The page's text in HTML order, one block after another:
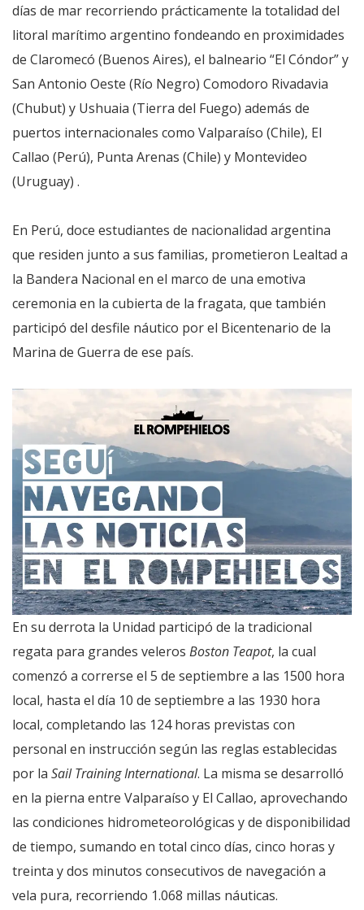
días de mar recorriendo prácticamente la totalidad del
litoral marítimo argentino fondeando en proximidades
de Claromecó (Buenos Aires), el balneario “El Cóndor” y
San Antonio Oeste (Río Negro) Comodoro Rivadavia
(Chubut) y Ushuaia (Tierra del Fuego) además de
puertos internacionales como Valparaíso (Chile), El
Callao (Perú), Punta Arenas (Chile) y Montevideo
(Uruguay) .
En Perú, doce estudiantes de nacionalidad argentina
que residen junto a sus familias, prometieron Lealtad a
la Bandera Nacional en el marco de una emotiva
ceremonia en la cubierta de la fragata, que también
participó del desfile náutico por el Bicentenario de la
Marina de Guerra de ese país.
En su derrota la Unidad participó de la tradicional
regata para grandes veleros Boston Teapot, la cual
comenzó a correrse el 5 de septiembre a las 1500 hora
local, hasta el día 10 de septiembre a las 1930 hora
local, completando las 124 horas previstas con
personal en instrucción según las reglas establecidas
por la Sail Training International. La misma se desarrolló
en la pierna entre Valparaíso y El Callao, aprovechando
las condiciones hidrometeorológicas y de disponibilidad
de tiempo, sumando en total cinco días, cinco horas y
treinta y dos minutos consecutivos de navegación a
vela pura, recorriendo 1.068 millas náuticas.